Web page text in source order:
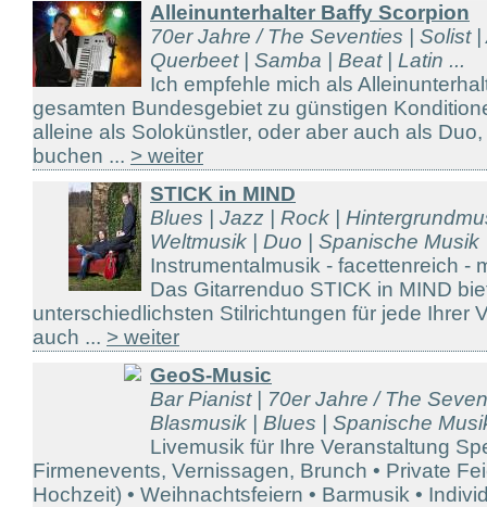
Alleinunterhalter Baffy Scorpion
70er Jahre / The Seventies | Solist
Querbeet | Samba | Beat | Latin ...
Ich empfehle mich als
gesamten Bundesgebiet zu günstigen
alleine als Solokünstler, oder aber auch als
buchen ... > weiter
STICK in MIND
Blues | Jazz | Rock |
Weltmusik | Duo | Spanische Musik
Instrumentalmusik - facettenreich -
Das Gitarrenduo STICK in MIND
unterschiedlichsten Stilrichtungen für jede Ihrer
auch ... > weiter
GeoS-Music
Bar Pianist | 70er Jahre / The
Blasmusik | Blues | Spanische
Livemusik für Ihre Veranstaltung
Firmenevents, Vernissagen, Brunch • Private
Hochzeit) • Weihnachtsfeiern • Barmusik •